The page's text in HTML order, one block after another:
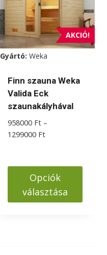
AKCIÓ!
Gyártó: Weka
Finn szauna Weka
Valida Eck
szaunakályhával
958000 Ft –
1299000 FtÁrtartomány:
1299000 Ft
Opciók
választása